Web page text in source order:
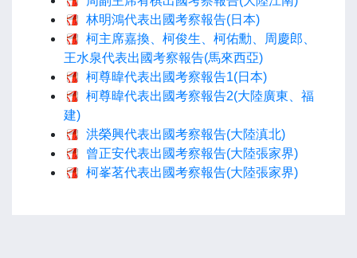
林明鴻代表出國考察報告(日本)
柯主席嘉換、柯俊生、柯佑勳、周慶郎、
王水泉代表出國考察報告(馬來西亞)
柯尊暐代表出國考察報告1(日本)
柯尊暐代表出國考察報告2(大陸廣東、福
建)
洪榮興代表出國考察報告(大陸滇北)
曾正安代表出國考察報告(大陸張家界)
柯峯茗代表出國考察報告(大陸張家界)